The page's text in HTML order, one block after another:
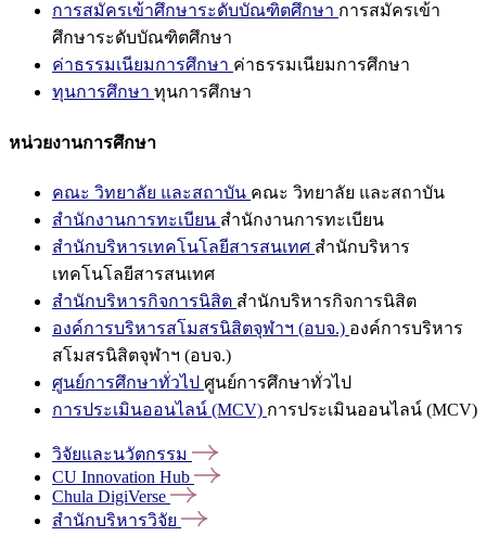
การสมัครเข้าศึกษาระดับบัณฑิตศึกษา การสมัครเข้า
ศึกษาระดับบัณฑิตศึกษา
ค่าธรรมเนียมการศึกษา ค่าธรรมเนียมการศึกษา
ทุนการศึกษา ทุนการศึกษา
หน่วยงานการศึกษา
คณะ วิทยาลัย และสถาบัน คณะ วิทยาลัย และสถาบัน
สำนักงานการทะเบียน สำนักงานการทะเบียน
สำนักบริหารเทคโนโลยีสารสนเทศ สำนักบริหาร
เทคโนโลยีสารสนเทศ
สำนักบริหารกิจการนิสิต สำนักบริหารกิจการนิสิต
องค์การบริหารสโมสรนิสิตจุฬาฯ (อบจ.) องค์การบริหาร
สโมสรนิสิตจุฬาฯ (อบจ.)
ศูนย์การศึกษาทั่วไป ศูนย์การศึกษาทั่วไป
การประเมินออนไลน์ (MCV) การประเมินออนไลน์ (MCV)
วิจัยและนวัตกรรม
CU Innovation Hub
Chula DigiVerse
สำนักบริหารวิจัย